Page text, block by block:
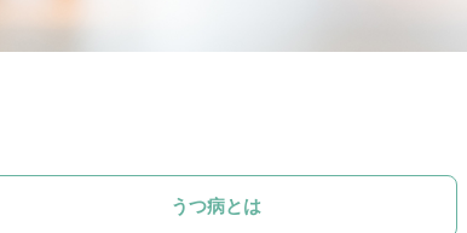
うつ病とは